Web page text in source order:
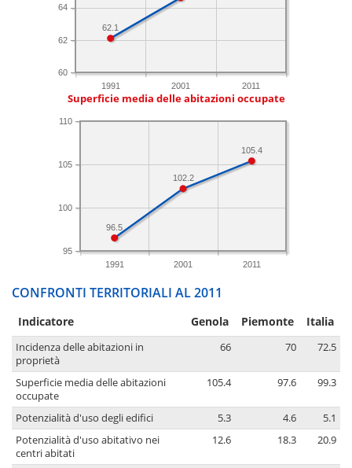
1991 2001 2011
60
62
64
62.1
Superficie media delle abitazioni occupate
1991 2001 2011
95
100
105
110
105.4
102.2
96.5
CONFRONTI TERRITORIALI AL 2011
Indicatore Genola Piemonte Italia
Incidenza delle abitazioni in
proprietà
66 70 72.5
Superficie media delle abitazioni
occupate
105.4 97.6 99.3
Potenzialità d'uso degli edifici 5.3 4.6
5.1
Potenzialità d'uso abitativo nei
centri abitati
12.6 18.3 20.9